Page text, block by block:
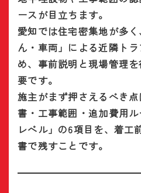
ースが目立ちます。
愛知では住宅密集地が多
ん・車両」による近隣ト
め、事前説明と現場管理
要です。
施主がまず押さえるべき
書・工事範囲・追加費用
レベル」の6項目を、着工
書で残すことです。